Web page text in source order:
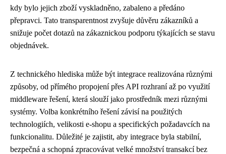
kdy bylo jejich zboží vyskladněno, zabaleno a předáno
přepravci. Tato transparentnost zvyšuje důvěru zákazníků a
snižuje počet dotazů na zákaznickou podporu týkajících se stavu
objednávek.
Z technického hlediska může být integrace realizována různými
způsoby, od přímého propojení přes API rozhraní až po využití
middleware řešení, která slouží jako prostředník mezi různými
systémy. Volba konkrétního řešení závisí na použitých
technologiích, velikosti e-shopu a specifických požadavcích na
funkcionalitu. Důležité je zajistit, aby integrace byla stabilní,
bezpečná a schopná zpracovávat velké množství transakcí bez